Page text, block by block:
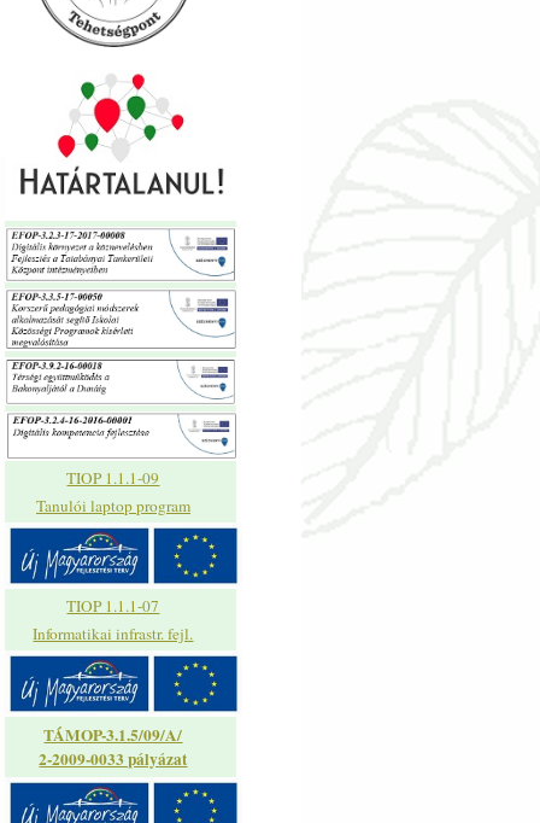
TIOP 1.1.1-09
Tanulói laptop program
TIOP 1.1.1-07
Informatikai infrastr. fejl.
TÁMOP-3.1.5/09/A/
2-2009-0033 pályázat